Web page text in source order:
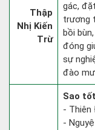
Thập
Nhị Kiến
Trừ
gác,
trương
bồi
đóng
sự
đào
Sao tốt
- Thiên
-